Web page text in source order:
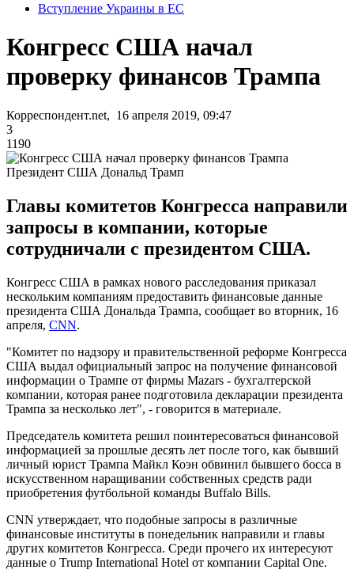
Вступление Украины в ЕС
Конгресс США начал
проверку финансов Трампа
Корреспондент.net, 16 апреля 2019, 09:47
3
1190
Президент США Дональд Трамп
Главы комитетов Конгресса направили
запросы в компании, которые
сотрудничали с президентом США.
Конгресс США в рамках нового расследования приказал
нескольким компаниям предоставить финансовые данные
президента США Дональда Трампа, сообщает во вторник, 16
апреля, CNN.
"Комитет по надзору и правительственной реформе Конгресса
США выдал официальный запрос на получение финансовой
информации о Трампе от фирмы Mazars - бухгалтерской
компании, которая ранее подготовила декларации президента
Трампа за несколько лет", - говорится в материале.
Председатель комитета решил поинтересоваться финансовой
информацией за прошлые десять лет после того, как бывший
личный юрист Трампа Майкл Коэн обвинил бывшего босса в
искусственном наращивании собственных средств ради
приобретения футбольной команды Buffalo Bills.
CNN утверждает, что подобные запросы в различные
финансовые институты в понедельник направили и главы
других комитетов Конгресса. Среди прочего их интересуют
данные о Trump International Hotel от компании Capital One.